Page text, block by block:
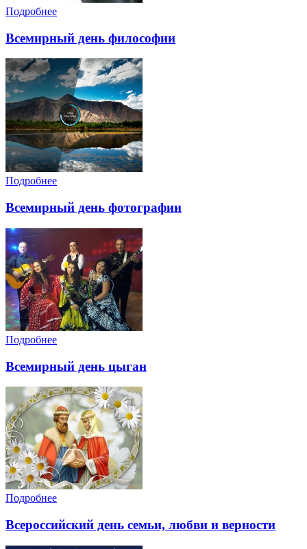
Подробнее
Всемирный день философии
Подробнее
Всемирный день фотографии
Подробнее
Всемирный день цыган
Подробнее
Всероссийский день семьи, любви и верности